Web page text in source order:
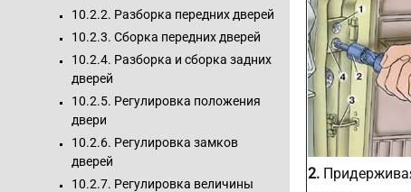
10.2.2. Разборка передних дверей
10.2.3. Сборка передних дверей
10.2.4. Разборка и сборка задних
дверей
10.2.5. Регулировка положения
двери
10.2.6. Регулировка замков
дверей
10.2.7. Регулировка величины
2.